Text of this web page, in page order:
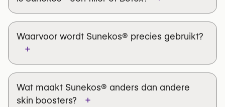
Waarvoor wordt Sunekos® precies gebruikt?
+
Wat maakt Sunekos® anders dan andere
skin boosters?
+